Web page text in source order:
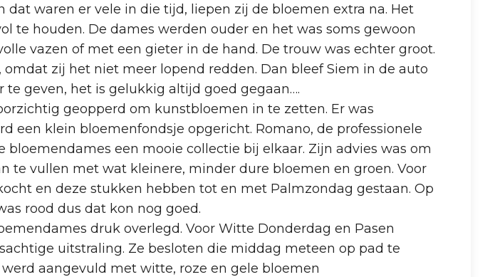
waren er vele in die tijd, liepen zij de bloemen extra na. Het
te houden. De dames werden ouder en het was soms gewoon
vazen of met een gieter in de hand. De trouw was echter groot.
zij het niet meer lopend redden. Dan bleef Siem in de auto
geven, het is gelukkig altijd goed gegaan….
geopperd om kunstbloemen in te zetten. Er was
een klein bloemenfondsje opgericht. Romano, de professionele
een mooie collectie bij elkaar. Zijn advies was om
te vullen met wat kleinere, minder dure bloemen en groen. Voor
en deze stukken hebben tot en met Palmzondag gestaan. Op
rood dus dat kon nog goed.
druk overlegd. Voor Witte Donderdag en Pasen
uitstraling. Ze besloten die middag meteen op pad te
aangevuld met witte, roze en gele bloemen